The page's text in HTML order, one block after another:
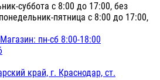
суббота с 8:00 до 17:00, без
пятница с 8:00 до 17:00,
пн-сб 8:00-18:00
край, г. Краснодар, ст.